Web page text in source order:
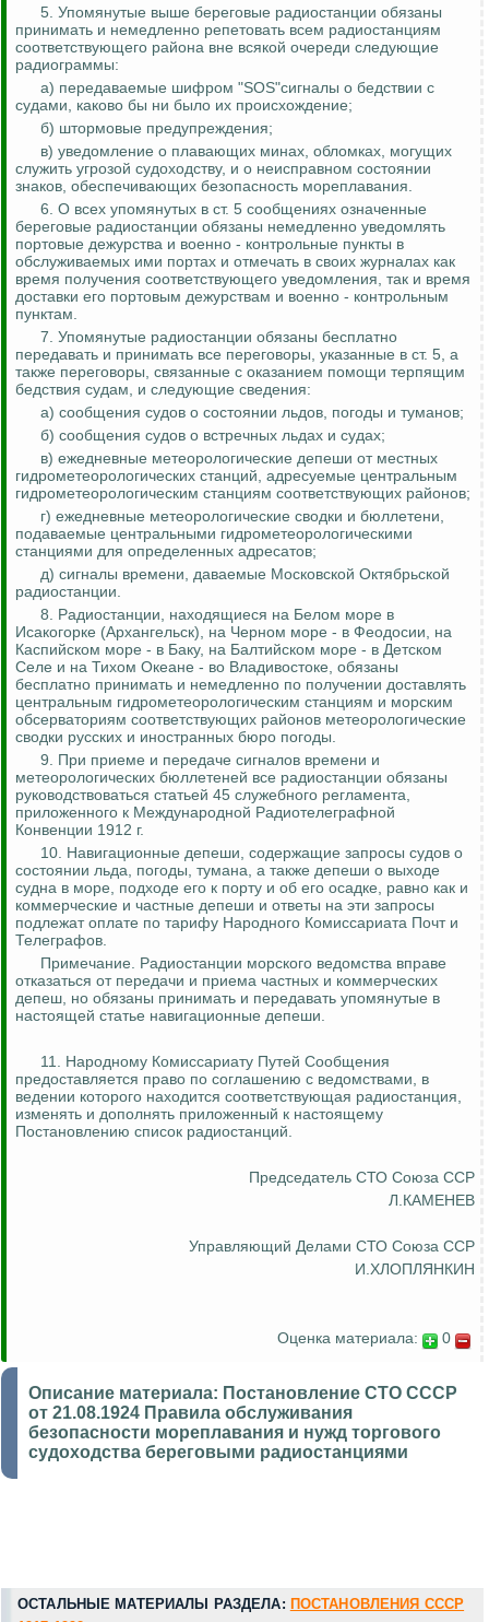
5. Упомянутые выше береговые радиостанции обязаны
принимать и немедленно репетовать всем радиостанциям
соответствующего района вне всякой очереди следующие
радиограммы:
а) передаваемые шифром "SOS"сигналы о бедствии с
судами, каково бы ни было их происхождение;
б) штормовые предупреждения;
в) уведомление о плавающих минах, обломках, могущих
служить угрозой судоходству, и о неисправном состоянии
знаков, обеспечивающих безопасность мореплавания.
6. О всех упомянутых в ст. 5 сообщениях означенные
береговые радиостанции обязаны немедленно уведомлять
портовые дежурства и военно - контрольные пункты в
обслуживаемых ими портах и отмечать в своих журналах как
время получения соответствующего уведомления, так и время
доставки его портовым дежурствам и военно - контрольным
пунктам.
7. Упомянутые радиостанции обязаны бесплатно
передавать и принимать все переговоры, указанные в ст. 5, а
также переговоры, связанные с оказанием помощи терпящим
бедствия судам, и следующие сведения:
а) сообщения судов о состоянии льдов, погоды и туманов;
б) сообщения судов о встречных льдах и судах;
в) ежедневные метеорологические депеши от местных
гидрометеорологических станций, адресуемые центральным
гидрометеорологическим станциям соответствующих районов;
г) ежедневные метеорологические сводки и бюллетени,
подаваемые центральными гидрометеорологическими
станциями для определенных адресатов;
д) сигналы времени, даваемые Московской Октябрьской
радиостанции.
8. Радиостанции, находящиеся на Белом море в
Исакогорке (Архангельск), на Черном море - в Феодосии, на
Каспийском море - в Баку, на Балтийском море - в Детском
Селе и на Тихом Океане - во Владивостоке, обязаны
бесплатно принимать и немедленно по получении доставлять
центральным гидрометеорологическим станциям и морским
обсерваториям соответствующих районов метеорологические
сводки русских и иностранных бюро погоды.
9. При приеме и передаче сигналов времени и
метеорологических бюллетеней все радиостанции обязаны
руководствоваться статьей 45 служебного регламента,
приложенного к Международной Радиотелеграфной
Конвенции 1912 г.
10. Навигационные депеши, содержащие запросы судов о
состоянии льда, погоды, тумана, а также депеши о выходе
судна в море, подходе его к порту и об его осадке, равно как и
коммерческие и частные депеши и ответы на эти запросы
подлежат оплате по тарифу Народного Комиссариата Почт и
Телеграфов.
Примечание. Радиостанции морского ведомства вправе
отказаться от передачи и приема частных и коммерческих
депеш, но обязаны принимать и передавать упомянутые в
настоящей статье навигационные депеши.
11. Народному Комиссариату Путей Сообщения
предоставляется право по соглашению с ведомствами, в
ведении которого находится соответствующая радиостанция,
изменять и дополнять приложенный к настоящему
Постановлению список радиостанций.
Председатель СТО Союза ССР
Л.КАМЕНЕВ
Управляющий Делами СТО Союза ССР
И.ХЛОПЛЯНКИН
Оценка материала: 0
Описание материала: Постановление СТО СССР
от 21.08.1924 Правила обслуживания
безопасности мореплавания и нужд торгового
судоходства береговыми радиостанциями
ОСТАЛЬНЫЕ МАТЕРИАЛЫ РАЗДЕЛА: ПОСТАНОВЛЕНИЯ СССР